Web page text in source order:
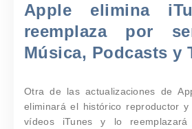
Apple elimina
reemplaza por
Música, Podcasts y
Otra de las actualizaciones de
eliminará el histórico reproductor
vídeos iTunes y lo